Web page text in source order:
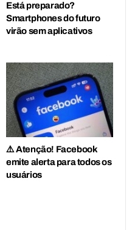
Está preparado?
Smartphones do futuro
virão sem aplicativos
⚠️ Atenção! Facebook
emite alerta para todos os
usuários